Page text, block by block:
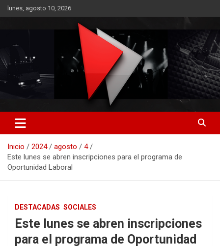
Saltar
al
lunes, agosto 10, 2026
RO CONTENIDOS
Inicio 2024 agosto
4
Este lunes se abren inscripciones para el programa de
Oportunidad Laboral
DESTACADAS SOCIALES
Este lunes se abren inscripciones
para el programa de Oportunidad